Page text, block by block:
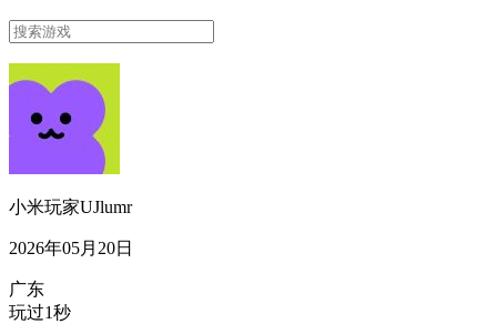
小米玩家UJlumr
2026年05月20日
广东
玩过1秒